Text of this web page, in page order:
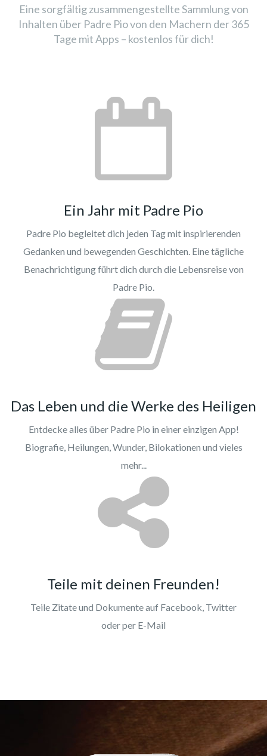
Eine sorgfältig zusammengestellte Sammlung von
Inhalten über Padre Pio von den Machern der 365
Tage mit Apps – kostenlos für dich!
Ein Jahr mit Padre Pio
Padre Pio begleitet dich jeden Tag mit inspirierenden
Gedanken und bewegenden Geschichten. Eine tägliche
Benachrichtigung führt dich durch die Lebensreise von
Padre Pio.
Das Leben und die Werke des Heiligen
Entdecke alles über Padre Pio in einer einzigen App!
Biografie, Heilungen, Wunder, Bilokationen und vieles
mehr...
Teile mit deinen Freunden!
Teile Zitate und Dokumente auf Facebook, Twitter
oder per E-Mail